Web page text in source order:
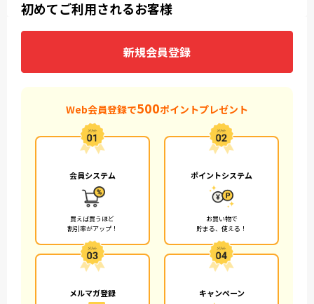
初めてご利用されるお客様
Web会員登録で500ポイントプレゼント
会員システム
買えば買うほど
割引率がアップ！
ポイントシステム
お買い物で
貯まる、使える！
メルマガ登録 キャンペーン